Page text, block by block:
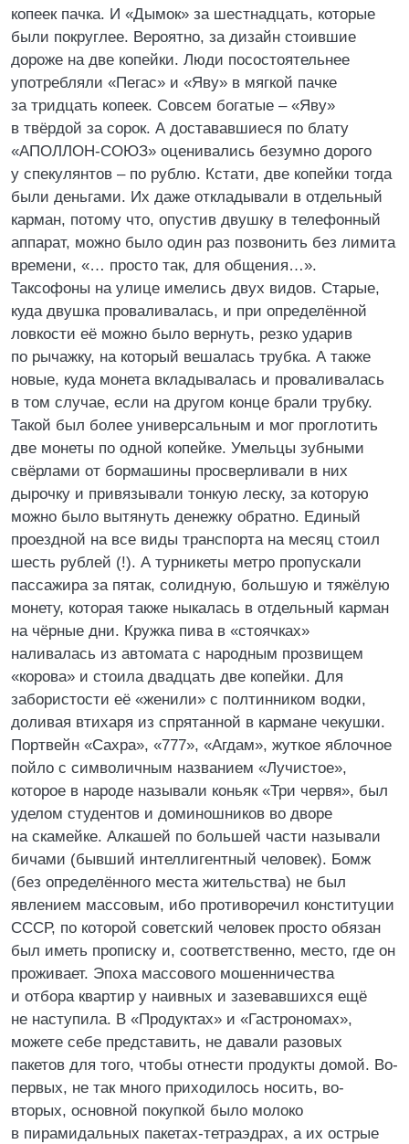
копеек пачка. И «Дымок» за шестнадцать, которые
были покруглее. Вероятно, за дизайн стоившие
дороже на две копейки. Люди посостоятельнее
употребляли «Пегас» и «Яву» в мягкой пачке
за тридцать копеек. Совсем богатые – «Яву»
в твёрдой за сорок. А достававшиеся по блату
«АПОЛЛОН-СОЮЗ» оценивались безумно дорого
у спекулянтов – по рублю. Кстати, две копейки тогда
были деньгами. Их даже откладывали в отдельный
карман, потому что, опустив двушку в телефонный
аппарат, можно было один раз позвонить без лимита
времени, «… просто так, для общения…».
Таксофоны на улице имелись двух видов. Старые,
куда двушка проваливалась, и при определённой
ловкости её можно было вернуть, резко ударив
по рычажку, на который вешалась трубка. А также
новые, куда монета вкладывалась и проваливалась
в том случае, если на другом конце брали трубку.
Такой был более универсальным и мог проглотить
две монеты по одной копейке. Умельцы зубными
свёрлами от бормашины просверливали в них
дырочку и привязывали тонкую леску, за которую
можно было вытянуть денежку обратно. Единый
проездной на все виды транспорта на месяц стоил
шесть рублей (!). А турникеты метро пропускали
пассажира за пятак, солидную, большую и тяжёлую
монету, которая также ныкалась в отдельный карман
на чёрные дни. Кружка пива в «стоячках»
наливалась из автомата с народным прозвищем
«корова» и стоила двадцать две копейки. Для
забористости её «женили» с полтинником водки,
доливая втихаря из спрятанной в кармане чекушки.
Портвейн «Сахра», «777», «Агдам», жуткое яблочное
пойло с символичным названием «Лучистое»,
которое в народе называли коньяк «Три червя», был
уделом студентов и доминошников во дворе
на скамейке. Алкашей по большей части называли
бичами (бывший интеллигентный человек). Бомж
(без определённого места жительства) не был
явлением массовым, ибо противоречил конституции
СССР, по которой советский человек просто обязан
был иметь прописку и, соответственно, место, где он
проживает. Эпоха массового мошенничества
и отбора квартир у наивных и зазевавшихся ещё
не наступила. В «Продуктах» и «Гастрономах»,
можете себе представить, не давали разовых
пакетов для того, чтобы отнести продукты домой. Во-
первых, не так много приходилось носить, во-
вторых, основной покупкой было молоко
в пирамидальных пакетах-тетраэдрах, а их острые